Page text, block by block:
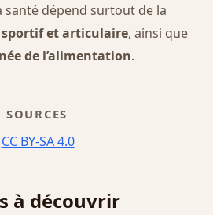
santé dépend surtout de la
et articulaire, ainsi que
de l’alimentation.
SOURCES
CC BY-SA 4.0
à découvrir